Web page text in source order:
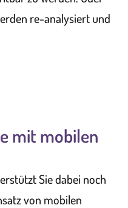
re-analysiert und
mit mobilen
Sie dabei noch
von mobilen